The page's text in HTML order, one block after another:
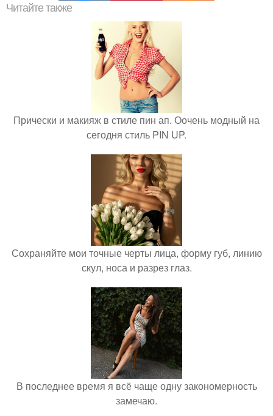
Читайте также
Прически и макияж в стиле пин ап. Оочень модный на
сегодня стиль PIN UP.
Сохраняйте мои точные черты лица, форму губ, линию
скул, носа и разрез глаз.
В последнее время я всё чаще одну закономерность
замечаю.